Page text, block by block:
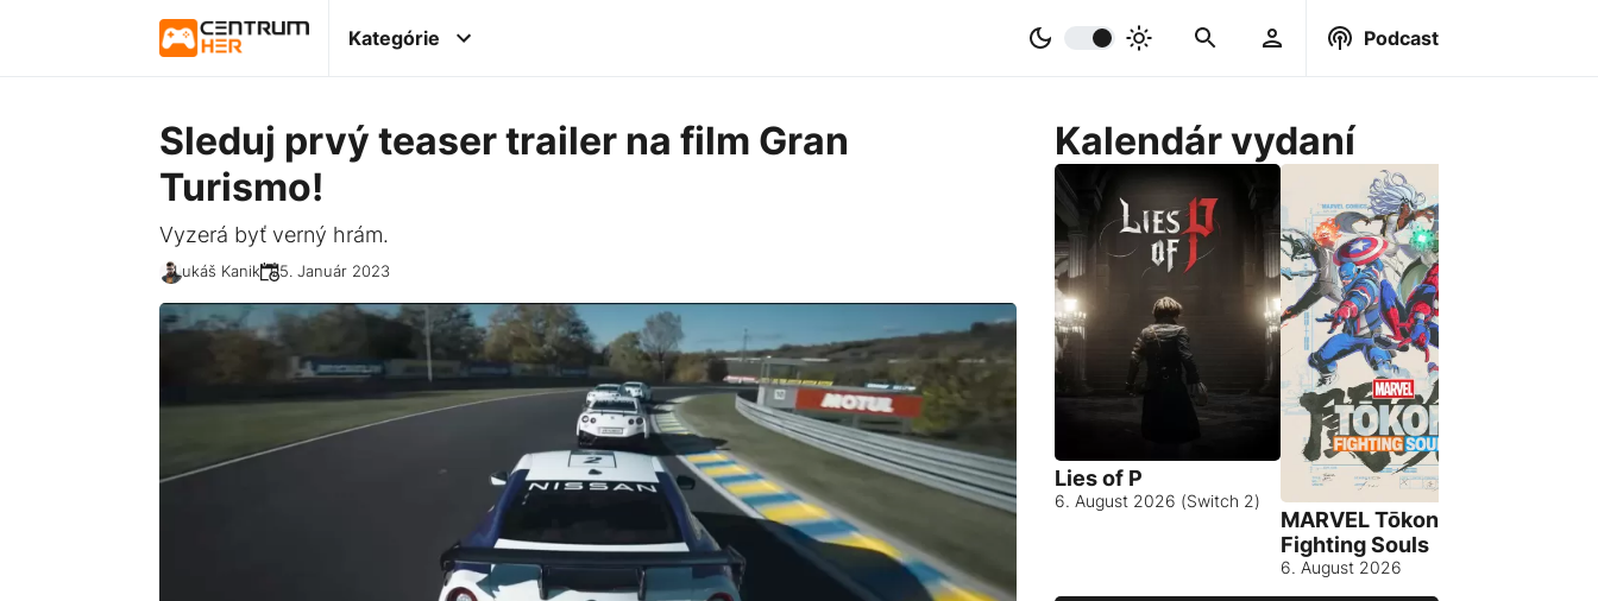
Kategórie Podcast
Sleduj prvý teaser trailer na film Gran
Turismo!
Vyzerá byť verný hrám.
Lukáš Kanik 05. Január 2023
Kalendár vydaní
Lies of P
6. August 2026 (Switch 2)
MARVEL Tōkon:
Fighting Souls
6. August 2026